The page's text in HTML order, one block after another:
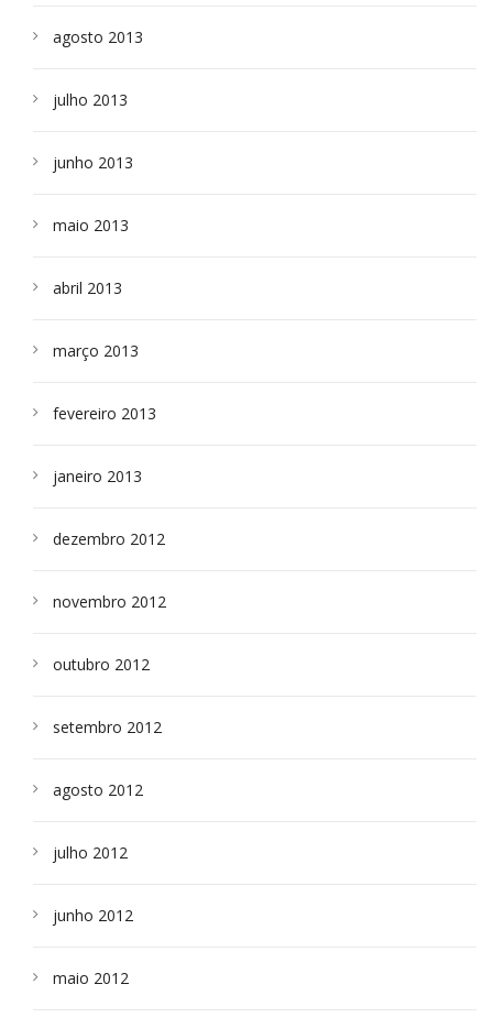
agosto 2013
julho 2013
junho 2013
maio 2013
abril 2013
março 2013
fevereiro 2013
janeiro 2013
dezembro 2012
novembro 2012
outubro 2012
setembro 2012
agosto 2012
julho 2012
junho 2012
maio 2012